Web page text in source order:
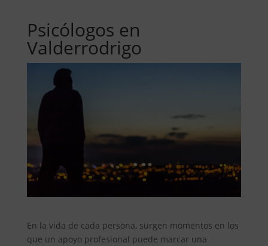
Psicólogos en
Valderrodrigo
En la vida de cada persona, surgen momentos en los
que un apoyo profesional puede marcar una